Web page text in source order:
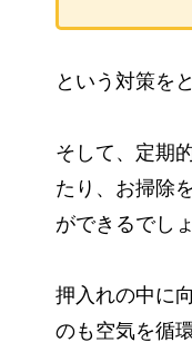
という対策を
そして、定期
たり、お掃除
ができるでしょ
押入れの中に
のも空気を循